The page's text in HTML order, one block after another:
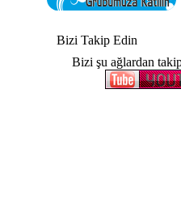
Bizi Takip Edin
Bizi şu ağlardan